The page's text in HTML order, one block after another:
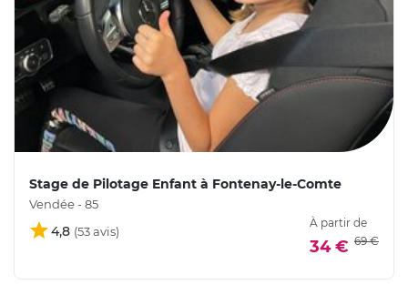
Stage de Pilotage Enfant à Fontenay-le-Comte
Vendée - 85
4,8
À partir de
34 € 69 €